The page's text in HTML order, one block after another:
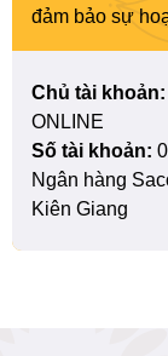
đảm bảo sự
Chủ tài khoản:
ONLINE
Số tài khoản:
Ngân hàng
Kiên Giang